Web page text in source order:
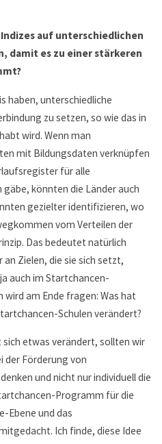
auf unterschiedlichen
damit es zu einer stärkeren
haben, unterschiedliche
zu setzen, so wie das in
wird. Wenn man
mit Bildungsdaten verknüpfen
für alle
könnten die Länder auch
gezielter identifizieren, wo
vom Verteilen der
Das bedeutet natürlich
an Zielen, die sie sich setzt,
auch im Startchancen-
wird am Ende fragen: Was hat
Schulen verändert?
etwas verändert, sollten wir
der Förderung von
und nicht nur individuell die
Programm für die
Ebene und das
Ich finde, diese Idee